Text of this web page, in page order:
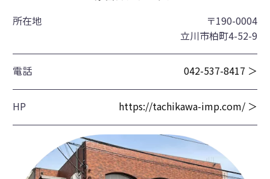
所在地
〒190-0004
立川市柏町4-52-9
電話 042-537-8417 ＞
HP https://tachikawa-imp.com/ ＞